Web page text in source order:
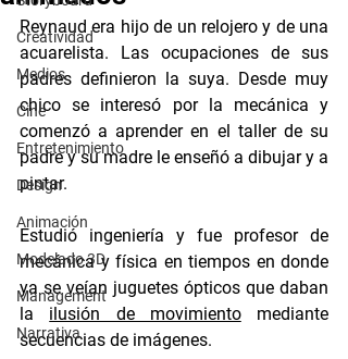
Creatividad
Medios
Cine
Entretenimiento
Design
Animación
Modelado 3D
Management
Narrativa
Reynaud era hijo de un relojero y de una
acuarelista. Las ocupaciones de sus
padres definieron la suya. Desde muy
chico se interesó por la mecánica y
comenzó a aprender en el taller de su
padre y su madre le enseñó a dibujar y a
pintar.
Estudió ingeniería y fue profesor de
mecánica y física en tiempos en donde
ya se veían juguetes ópticos que daban
la ilusión de movimiento mediante
secuencias de imágenes.